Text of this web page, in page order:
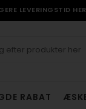
LEVERINGSTID
RABAT